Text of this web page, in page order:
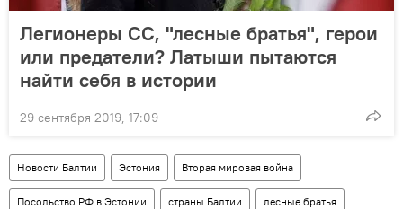
Легионеры СС, "лесные братья", герои
или предатели? Латыши пытаются
найти себя в истории
29 сентября 2019, 17:09
Новости Балтии Эстония Вторая мировая война
Посольство РФ в Эстонии страны Балтии лесные братья